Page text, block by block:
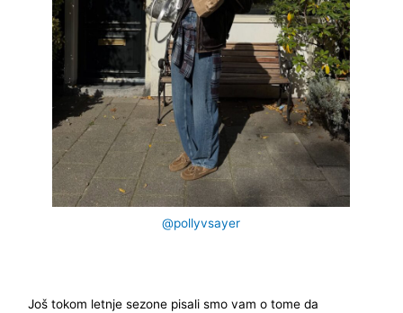
@pollyvsayer
Još tokom letnje sezone pisali smo vam o tome da